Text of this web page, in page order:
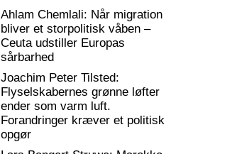
Ahlam Chemlali: Når migration
bliver et storpolitisk våben –
Ceuta udstiller Europas
sårbarhed
Joachim Peter Tilsted:
Flyselskabernes grønne løfter
ender som varm luft.
Forandringer kræver et politisk
opgør